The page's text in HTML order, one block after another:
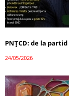
PNȚCD: de la
24/05/2026